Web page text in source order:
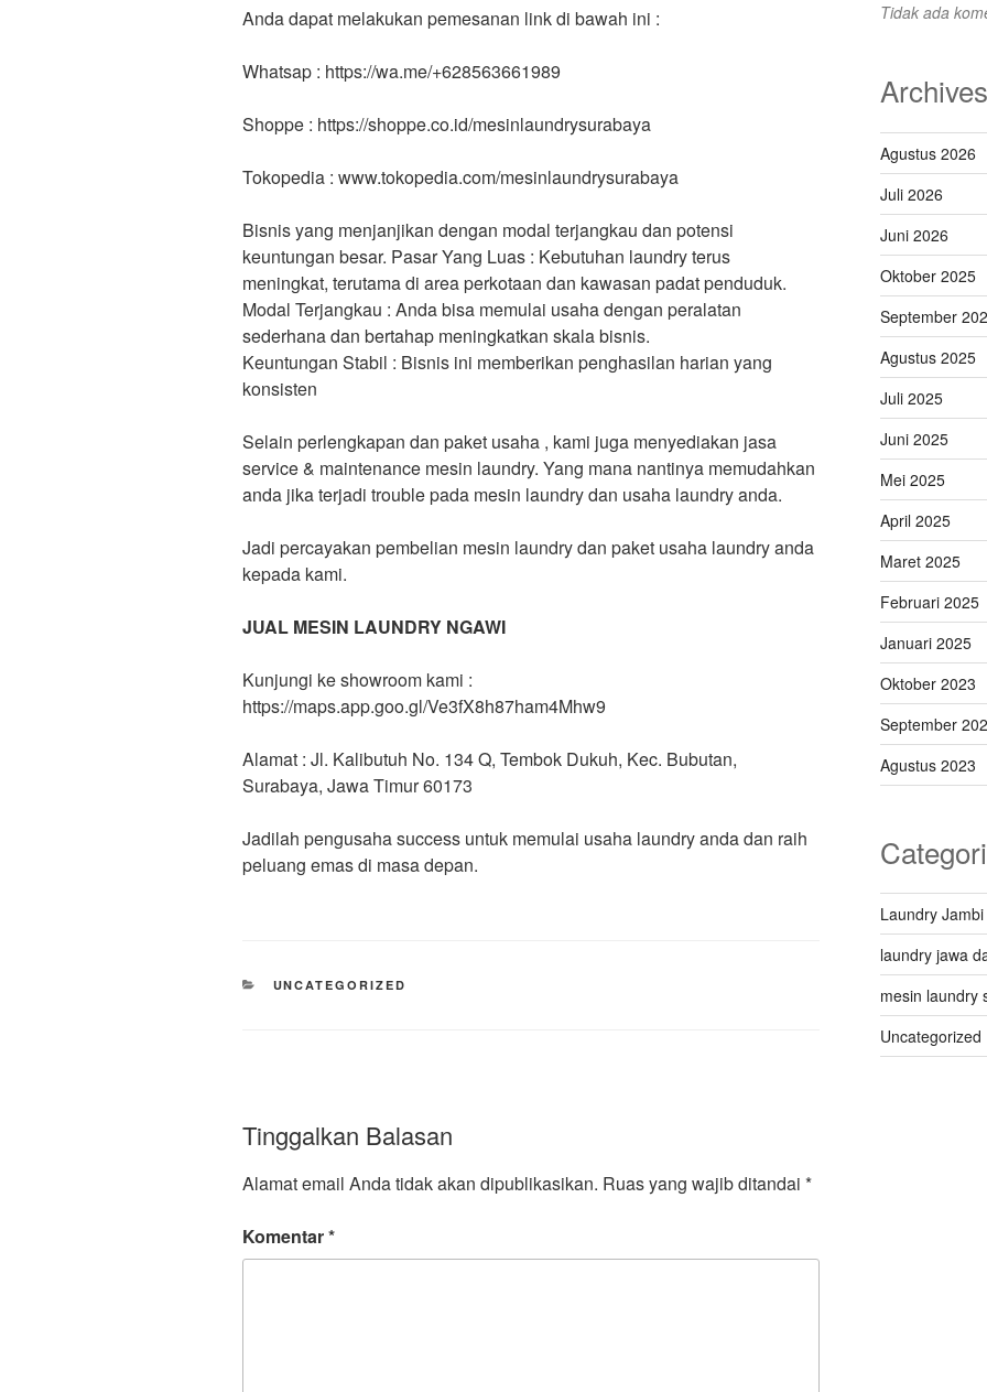
Anda dapat melakukan pemesanan link di bawah ini :
Whatsap : https://wa.me/+628563661989
Shoppe : https://shoppe.co.id/mesinlaundrysurabaya
Tokopedia : www.tokopedia.com/mesinlaundrysurabaya
Bisnis yang menjanjikan dengan modal terjangkau dan potensi
keuntungan besar. Pasar Yang Luas : Kebutuhan laundry terus
meningkat, terutama di area perkotaan dan kawasan padat penduduk.
Modal Terjangkau : Anda bisa memulai usaha dengan peralatan
sederhana dan bertahap meningkatkan skala bisnis.
Keuntungan Stabil : Bisnis ini memberikan penghasilan harian yang
konsisten
Selain perlengkapan dan paket usaha , kami juga menyediakan jasa
service & maintenance mesin laundry. Yang mana nantinya memudahkan
anda jika terjadi trouble pada mesin laundry dan usaha laundry anda.
Jadi percayakan pembelian mesin laundry dan paket usaha laundry anda
kepada kami.
JUAL MESIN LAUNDRY NGAWI
Kunjungi ke showroom kami :
https://maps.app.goo.gl/Ve3fX8h87ham4Mhw9
Alamat : Jl. Kalibutuh No. 134 Q, Tembok Dukuh, Kec. Bubutan,
Surabaya, Jawa Timur 60173
Jadilah pengusaha success untuk memulai usaha laundry anda dan raih
peluang emas di masa depan.
UNCATEGORIZED
Tinggalkan Balasan
Alamat email Anda tidak akan dipublikasikan. Ruas yang wajib ditandai *
Komentar*
Tidak ada
Archives
Agustus 2026
Juli 2026
Juni 2026
Oktober 2025
September
Agustus 2025
Juli 2025
Juni 2025
Mei 2025
April 2025
Maret 2025
Februari 2025
Januari 2025
Oktober 2023
September
Agustus 2023
Laundry Jambi
laundry jawa
mesin laundry
Uncategorized